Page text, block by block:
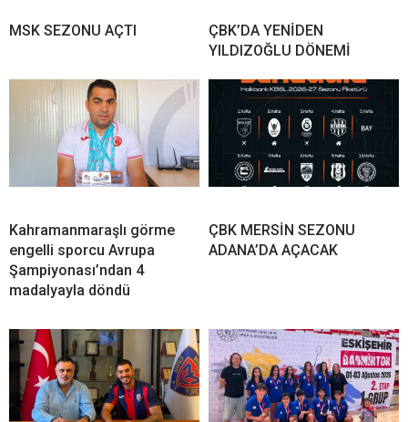
MSK SEZONU AÇTI
ÇBK’DA YENİDEN
YILDIZOĞLU DÖNEMİ
Kahramanmaraşlı görme
engelli sporcu Avrupa
Şampiyonası’ndan 4
madalyayla döndü
ÇBK MERSİN SEZONU
ADANA’DA AÇACAK